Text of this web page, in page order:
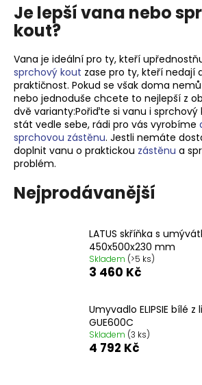
Je lepší vana nebo
kout?
Vana je ideální pro ty, kteří
sprchový kout zase pro ty, kteří nedají
praktičnost. Pokud se však doma
nebo jednoduše chcete to nejlepší z
dvě varianty:Pořiďte si vanu i sprchový
stát vedle sebe, rádi pro vás vyrobíme
sprchovou zástěnu. Jestli nemáte
doplnit vanu o praktickou zástěnu a
problém.
Nejprodávanější
LATUS skříňka s
450x500x230 mm
Skladem (>5 ks)
3 460 Kč
Umyvadlo ELIPSIE bílé
GUE600C
Skladem (3 ks)
4 792 Kč
e
t
e
n
a
j
í
t
?
HLEDAT